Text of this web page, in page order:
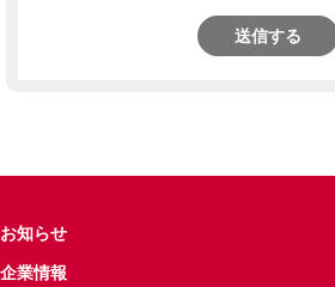
送信する
お知らせ
企業情報